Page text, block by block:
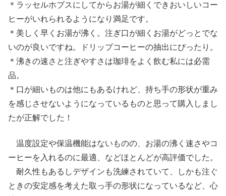
＊ラッセルホブスにしてからお湯が細くできおいしいコー
ヒーがいれられるようになり満足です。
＊美しく早くお湯が沸く。注ぎ口が細くお湯がどっとでな
いのが良いですね。ドリップコーヒーの抽出にぴったり。
＊沸きの速さと注ぎやすさは珈琲をよく飲む私には必需
品。
＊口が細いものは他にもあるけれど、持ち手の形状が重み
を感じさせないようになっているものと思って購入しまし
たが正解でした！
温度設定や保温機能はないものの、お湯の沸く速さやコ
ーヒーを入れるのに最適、などほとんどが高評価でした。
耐久性もあるしデザインも洗練されていて、しかも注ぐ
ときの安定感を考えた取っ手の形状になっているなど、心